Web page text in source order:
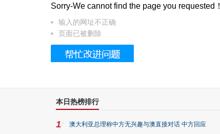
这个3.2米的长卷，还原了600岁的紫禁城
Sorry-We cannot find the page you requested！
输入的网址不正确
页面已被删除
本日热榜排行
1 澳大利亚总理称中方无兴趣与澳直接对话 中方回应